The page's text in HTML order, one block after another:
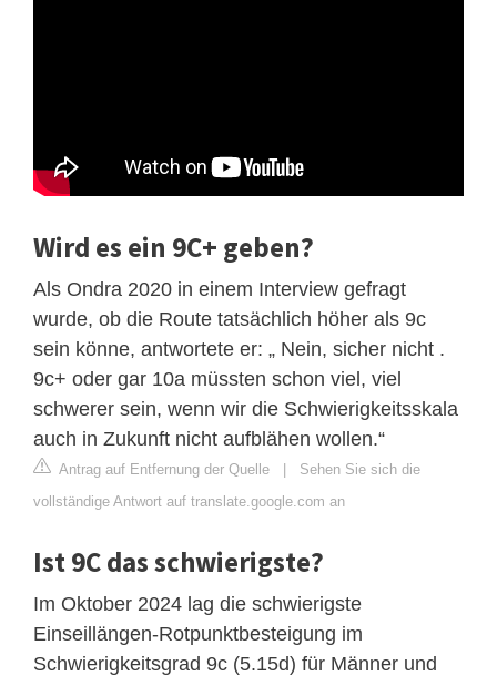
Wird es ein 9C+ geben?
Als Ondra 2020 in einem Interview gefragt
wurde, ob die Route tatsächlich höher als 9c
sein könne, antwortete er: „ Nein, sicher nicht .
9c+ oder gar 10a müssten schon viel, viel
schwerer sein, wenn wir die Schwierigkeitsskala
auch in Zukunft nicht aufblähen wollen.“
Antrag auf Entfernung der Quelle | Sehen Sie sich die
vollständige Antwort auf translate.google.com an
Ist 9C das schwierigste?
Im Oktober 2024 lag die schwierigste
Einseillängen-Rotpunktbesteigung im
Schwierigkeitsgrad 9c (5.15d) für Männer und